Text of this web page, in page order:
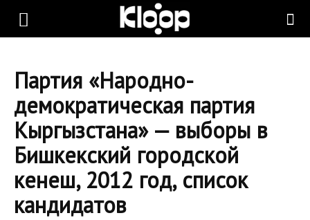
KLOOP.KG
Новости
Кыргызстана
Партия «Народно-
демократическая партия
Кыргызстана» — выборы в
Бишкекский городской
кенеш, 2012 год, список
кандидатов